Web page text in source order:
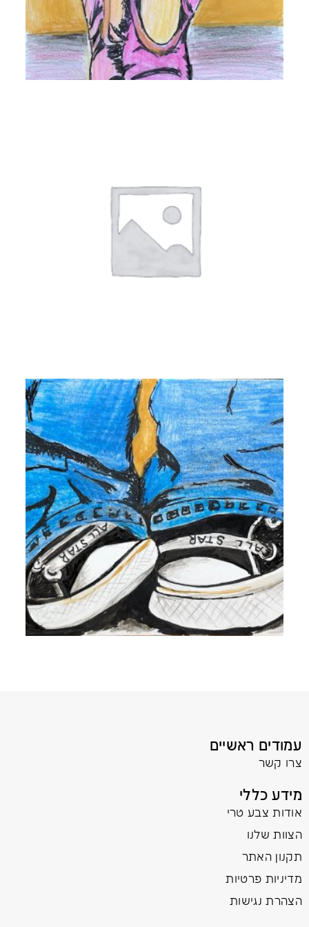
עמודים ראשיים
צרו קשר
מידע כללי
אודות צבע טרי
הצוות שלנו
תקנון האתר
מדיניות פרטיות
הצהרת נגישות